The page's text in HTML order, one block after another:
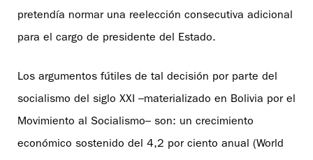
pretendía normar una reelección consecutiva adicional
para el cargo de presidente del Estado.
Los argumentos fútiles de tal decisión por parte del
socialismo del siglo XXI –materializado en Bolivia por el
Movimiento al Socialismo– son: un crecimiento
económico sostenido del 4,2 por ciento anual (World